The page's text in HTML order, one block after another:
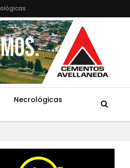
Necrológicas